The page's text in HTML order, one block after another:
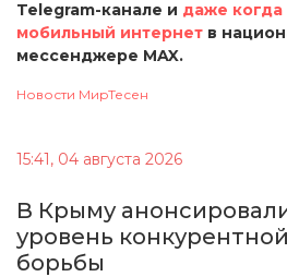
Telegram-канале и даже когда
мобильный интернет в
мессенджере MAX.
Новости МирТесен
15:41, 04 августа 2026
В Крыму
уровень
борьбы